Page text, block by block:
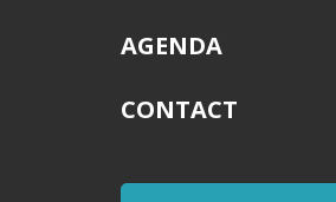
AGENDA
CONTACT